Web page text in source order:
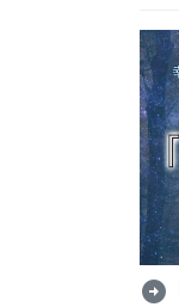
arrow_circle_right